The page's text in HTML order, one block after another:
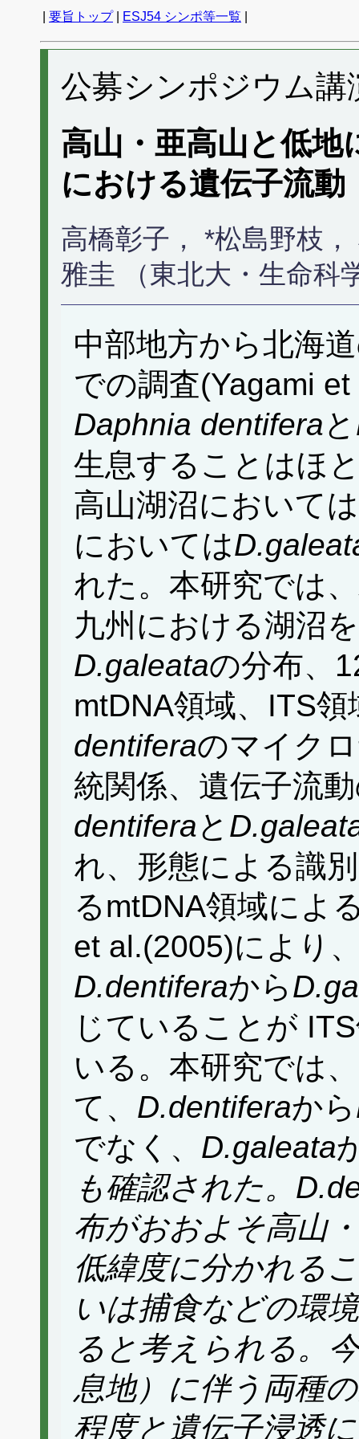
要旨トップ| ESJ54 シンポ等一覧
公募シンポジウム講
高山・亜高山と低地
における遺伝子流動
高橋彰子， *松島野枝
雅圭 （東北大・生命科
中部地方から北海
での調査(Yagami
Daphnia dentiferaと
生息することはほ
高山湖沼においては
においては
れた。本研究では
九州における湖沼
D.galeataの分布、
mtDNA領域、ITS
dentiferaのマイク
統関係、遺伝子流
dentiferaと
れ、形態による識
るmtDNA領域によ
et al.(2005)により
D.dentiferaから
じていることが
いる。本研究では
て、 D.dentiferaから
でなく、 D.galeata
も確認された。
布がおおよそ高山
低緯度に分かれる
いは捕食などの環
ると考えられる。
息地）に伴う両種
程度と遺伝子浸透